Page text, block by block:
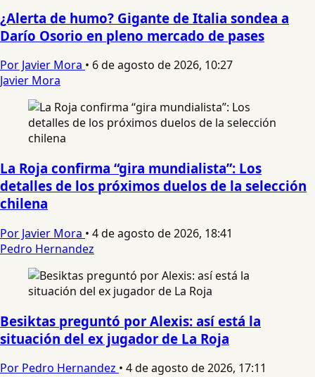
¿Alerta de humo? Gigante de Italia sondea a
Darío Osorio en pleno mercado de pases
Por Javier Mora • 6 de agosto de 2026, 10:27
Javier Mora
La Roja confirma “gira mundialista”: Los
detalles de los próximos duelos de la selección
chilena
Por Javier Mora • 4 de agosto de 2026, 18:41
Pedro Hernandez
Besiktas preguntó por Alexis: así está la
situación del ex jugador de La Roja
Por Pedro Hernandez • 4 de agosto de 2026, 17:11